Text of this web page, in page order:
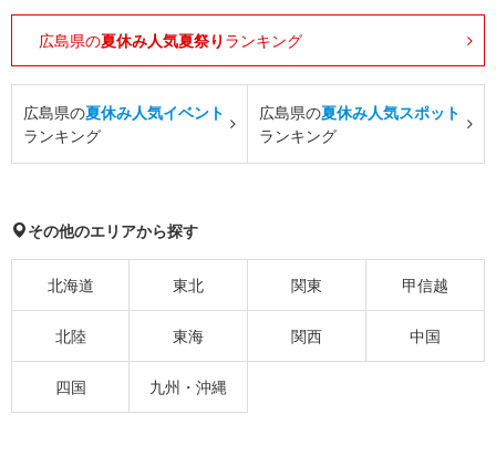
広島県の夏休み人気夏祭り ランキング
広島県の夏休み人気イベント
ランキング
広島県の夏休み人気スポット
ランキング
その他のエリアから探す
北海道 東北 関東 甲信越
北陸 東海 関西 中国
四国 九州・沖縄